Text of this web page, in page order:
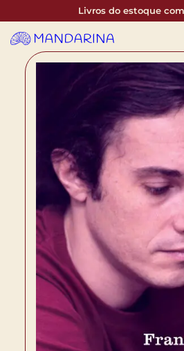
Livros do estoque